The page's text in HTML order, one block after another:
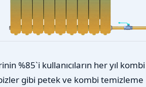
%85`i kullanıcıların her yıl kombi
gibi petek ve kombi temizleme